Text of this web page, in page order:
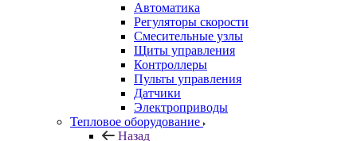
Автоматика
Регуляторы скорости
Смесительные узлы
Щиты управления
Контроллеры
Пульты управления
Датчики
Электроприводы
Тепловое оборудование
Назад